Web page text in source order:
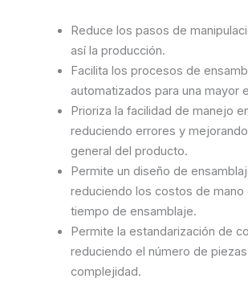
Reduce los pasos de
así la producción.
Facilita los procesos de
automatizados para una mayor
Prioriza la facilidad de manejo
reduciendo errores y
general del producto.
Permite un diseño de
reduciendo los costos de mano
tiempo de ensamblaje.
Permite la estandarización de
reduciendo el número de
complejidad.